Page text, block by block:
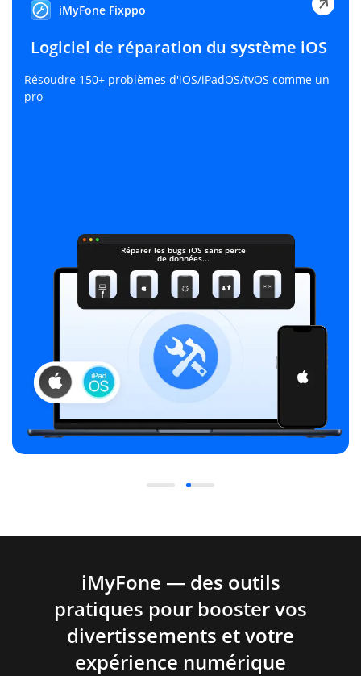
iMyFone Fixppo
Logiciel de réparation du système iOS
Résoudre 150+ problèmes d'iOS/iPadOS/tvOS comme un
pro
Réparer les bugs iOS sans perte
de données...
iMyFone — des outils
pratiques pour booster vos
divertissements et votre
expérience numérique